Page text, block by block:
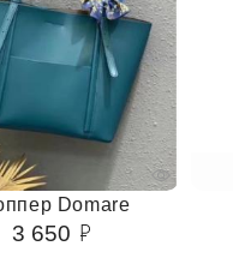
Domare
3 650